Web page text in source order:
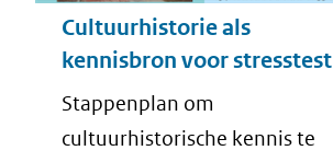
Cultuurhistorie als
kennisbron voor stresstest
Stappenplan om
cultuurhistorische kennis te